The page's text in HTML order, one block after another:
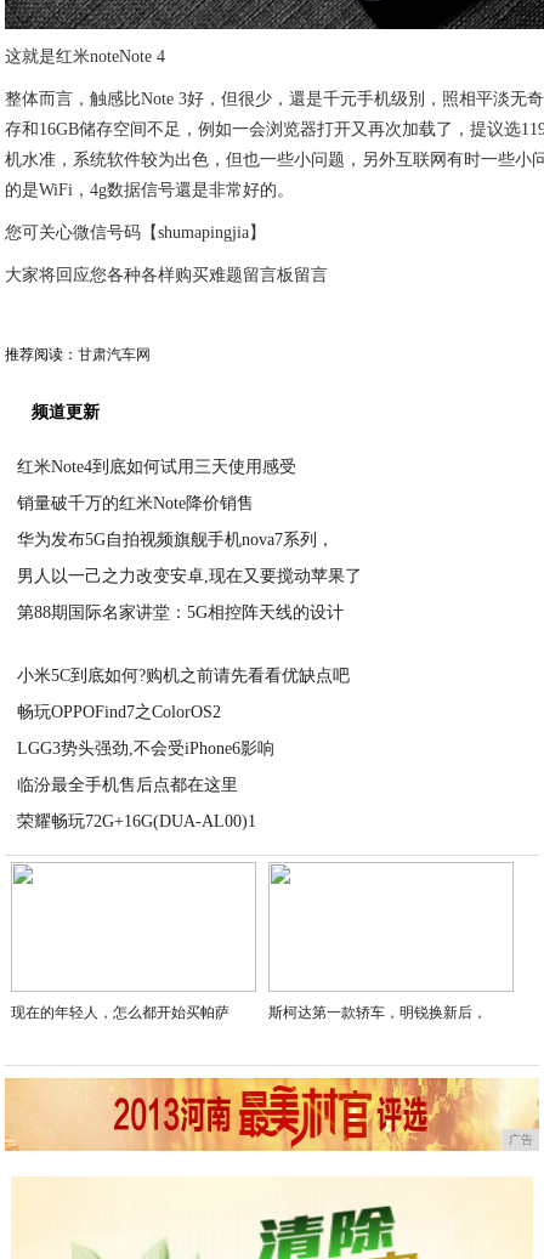
这就是红米noteNote 4
整体而言，触感比Note 3好，但很少，還是千元手机级別，照相平淡无
存和16GB储存空间不足，例如一会浏览器打开又再次加载了，提议选
机水准，系统软件较为出色，但也一些小问题，另外互联网有时一些小
的是WiFi，4g数据信号還是非常好的。
您可关心微信号码【shumapingjia】
大家将回应您各种各样购买难题留言板留言
推荐阅读：甘肃汽车网
频道更新
红米Note4到底如何试用三天使用感受
销量破千万的红米Note降价销售
华为发布5G自拍视频旗舰手机nova7系列，
男人以一己之力改变安卓,现在又要搅动苹果了
第88期国际名家讲堂：5G相控阵天线的设计
小米5C到底如何?购机之前请先看看优缺点吧
畅玩OPPOFind7之ColorOS2
LGG3势头强劲,不会受iPhone6影响
临汾最全手机售后点都在这里
荣耀畅玩72G+16G(DUA-AL00)1
2020-09-11
现在的年轻人，怎么都开始买帕萨 斯柯达第一款轿车，明锐换新后，
广告